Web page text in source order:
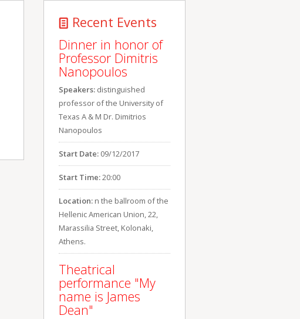
Recent Events
Dinner in honor of
Professor Dimitris
Nanopoulos
Speakers: distinguished
professor of the University of
Texas A & M Dr. Dimitrios
Nanopoulos
Start Date: 09/12/2017
Start Time:20:00
Location: n the ballroom of the
Hellenic American Union, 22,
Marassilia Street, Kolonaki,
Athens.
Theatrical
performance "My
name is James
Dean"